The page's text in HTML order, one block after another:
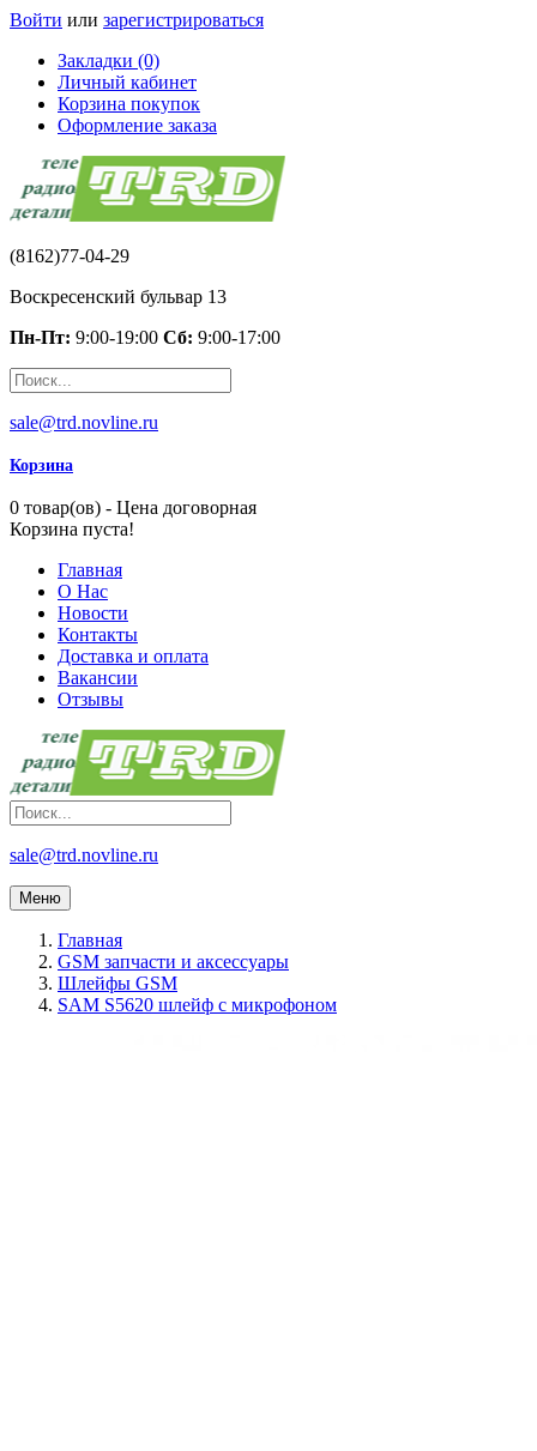
Войти или зарегистрироваться
Закладки (0)
Личный кабинет
Корзина покупок
Оформление заказа
(8162)77-04-29
Воскресенский бульвар 13
Пн-Пт: 9:00-19:00 Сб: 9:00-17:00
sale@trd.novline.ru
Корзина
0 товар(ов) - Цена договорная
Корзина пуста!
Главная
О Нас
Новости
Контакты
Доставка и оплата
Вакансии
Отзывы
sale@trd.novline.ru
Меню
Главная
GSM запчасти и аксессуары
Шлейфы GSM
SAM S5620 шлейф с микрофоном